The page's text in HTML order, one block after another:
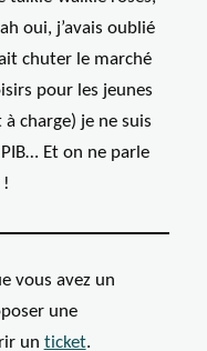
oui, j’avais oublié
chuter le marché
pour les jeunes
charge) je ne suis
Et on ne parle
vous avez un
une
un ticket.